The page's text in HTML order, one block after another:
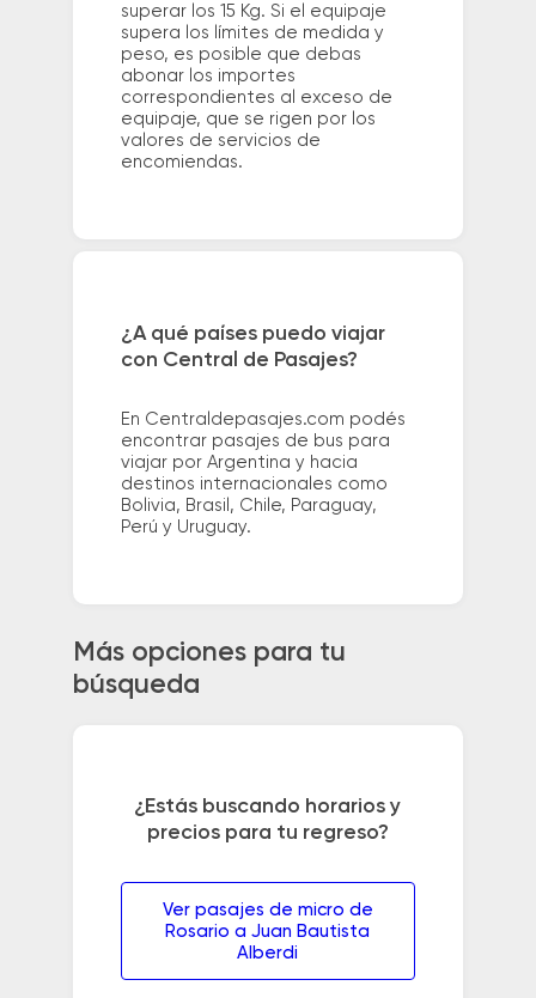
superar los 15 Kg. Si el equipaje
supera los límites de medida y
peso, es posible que debas
abonar los importes
correspondientes al exceso de
equipaje, que se rigen por los
valores de servicios de
encomiendas.
¿A qué países puedo viajar
con Central de Pasajes?
En Centraldepasajes.com podés
encontrar pasajes de bus para
viajar por Argentina y hacia
destinos internacionales como
Bolivia, Brasil, Chile, Paraguay,
Perú y Uruguay.
Más opciones para tu
búsqueda
¿Estás buscando horarios y
precios para tu regreso?
Ver pasajes de micro de
Rosario a Juan Bautista
Alberdi